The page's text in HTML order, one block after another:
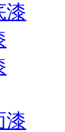
漆
漆